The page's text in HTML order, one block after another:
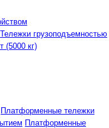
Тележки грузоподъемностью
(5000 кг)
Платформенные тележки
Платформенные